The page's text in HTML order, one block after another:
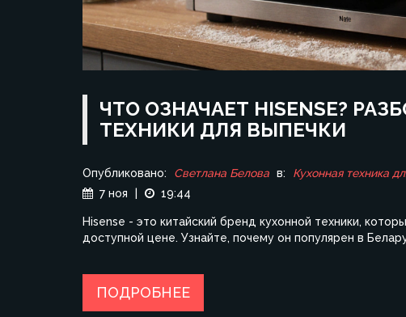
ЧТО ОЗНАЧАЕТ HISENSE?
ТЕХНИКИ ДЛЯ ВЫПЕЧКИ
Опубликовано: Светлана Белова в:
Кухонная техника
7 ноя
19:44
Hisense - это китайский бренд кухонной техники,
доступной цене. Узнайте, почему он популярен в
ПОДРОБНЕЕ